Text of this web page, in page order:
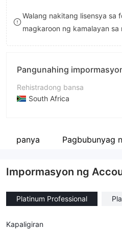
8
9
Walang nakitang lisensya sa
magkaroon ng kamalayan sa
Pangunahing
Rehistradong bansa
South Africa
Kumpanya
Pagbubunyag
Impormasyon ng
Platinum Professional
Kapaligiran